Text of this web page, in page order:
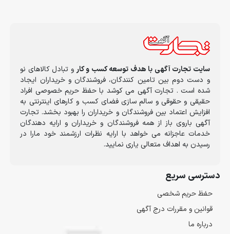
سایت تجارت آگهی با هدف توسعه کسب و کار و تبادل کالاهای نو
و دست دوم بین تامین کنندگان، فروشندگان و خریداران ایجاد
شده است . تجارت آگهی می کوشد با حفظ حریم خصوصی افراد
حقیقی و حقوقی و سالم سازی فضای کسب و کارهای اینترنتی به
افزایش اعتماد بین فروشندگان و خریداران را بهبود بخشد. تجارت
آگهی باروی باز از همه فروشندگان و خریداران و ارایه دهندگان
خدمات عاجزانه می خواهد با ارایه نظرات ارزشمند خود مارا در
رسیدن به اهداف متعالی یاری نمایید.
دسترسی سریع
حفظ حریم شخصی
قوانین و مقررات درج آگهی
درباره ما